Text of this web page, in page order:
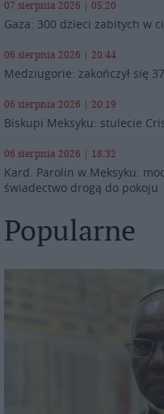
07 sierpnia 2026 | 05:20
Gaza: 300 dzieci zabitych w
06 sierpnia 2026 | 20:44
Medziugorie: zakończył się
06 sierpnia 2026 | 20:19
Biskupi Meksyku: stulecie
06 sierpnia 2026 | 18:32
Kard. Parolin w Meksyku:
świadectwo drogą do pokoju
Popularne